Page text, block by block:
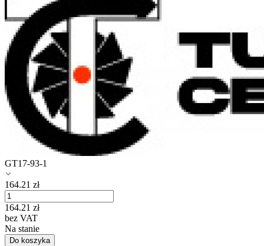
GT17-93-1
164.21 zł
164.21 zł
bez VAT
Na stanie
Do koszyka